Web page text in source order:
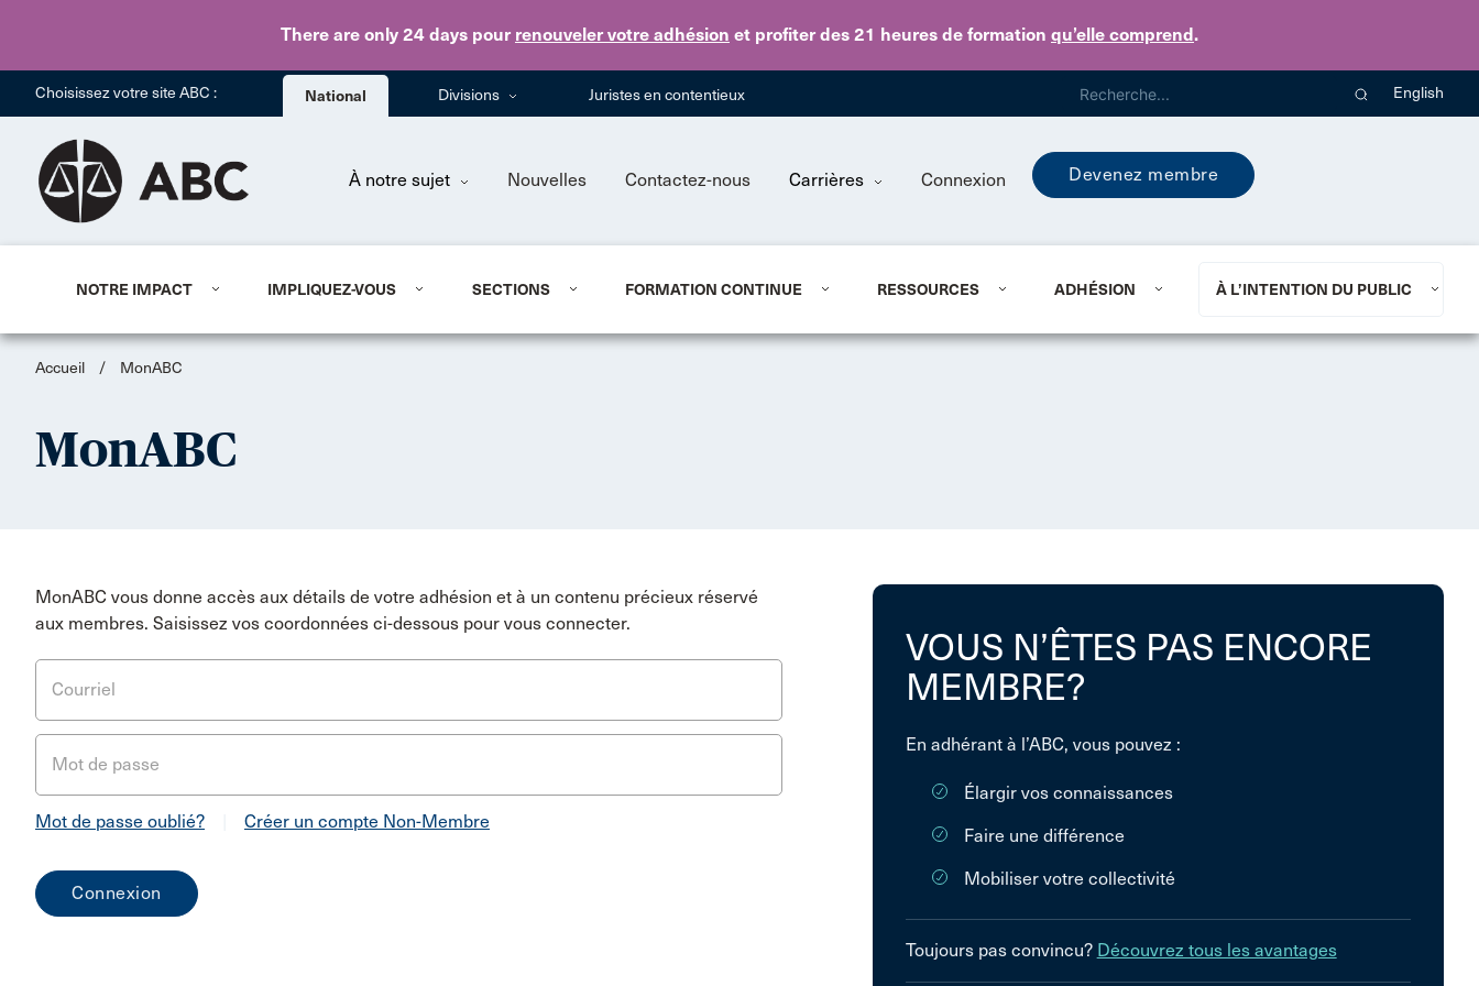
There are only 24 days pour renouveler votre adhésion et profiter des 21 heures de formation qu’elle comprend.
Skip to main content
Choisissez votre site ABC : National Divisions Juristes en contentieux English
À notre sujet Nouvelles Contactez-nous Carrières Connexion Devenez membre
NOTRE IMPACT IMPLIQUEZ-VOUS SECTIONS FORMATION CONTINUE RESSOURCES ADHÉSION À L’INTENTION DU PUBLIC
Accueil / MonABC
MonABC
MonABC vous donne accès aux détails de votre adhésion et à un contenu précieux réservé
aux membres. Saisissez vos coordonnées ci-dessous pour vous connecter.
Courriel
Mot de passe
Mot de passe oublié? Créer un compte Non-Membre
VOUS N’ÊTES PAS ENCORE
MEMBRE?
En adhérant à l’ABC, vous pouvez :
Élargir vos connaissances
Faire une différence
Mobiliser votre collectivité
Toujours pas convincu? Découvrez tous les avantages